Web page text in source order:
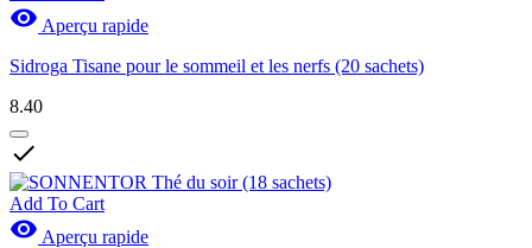
 Aperçu rapide
Sidroga Tisane pour le sommeil et les nerfs (20 sachets)
8.40

Add To Cart
 Aperçu rapide